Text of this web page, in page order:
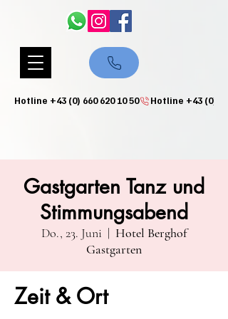
Hotline +43 (0) 660 620 10 50
Gastgarten Tanz und
Stimmungsabend
Do., 23. Juni
  |
Hotel Berghof
Gastgarten
Zeit & Ort